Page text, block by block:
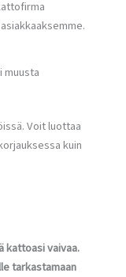
muusta
Voit luottaa
kuin
kattoasi vaivaa.
tarkastamaan